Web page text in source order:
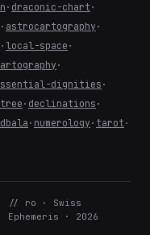
· draconic-chart ·
· astrocartography ·
· local-space ·
·
dignities·
· declinations ·
· numerology · tarot ·
// ro · Swiss
Ephemeris · 2026